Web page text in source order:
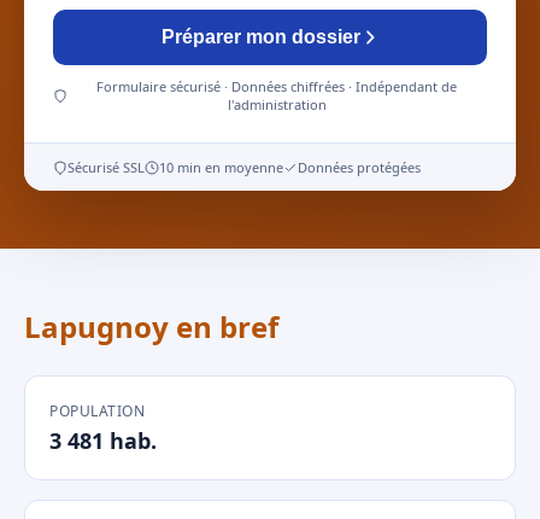
Préparer mon dossier
Formulaire sécurisé · Données chiffrées · Indépendant de
l'administration
Sécurisé SSL 10 min en moyenne Données protégées
Lapugnoy en bref
POPULATION
3 481 hab.